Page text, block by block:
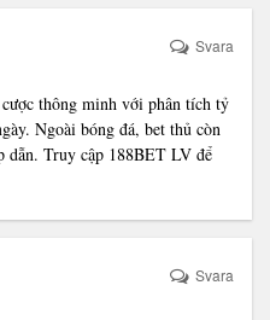
thông minh với phân tích tỷ
Ngoài bóng đá, bet thủ còn
dẫn. Truy cập 188BET LV để
Svara
Svara